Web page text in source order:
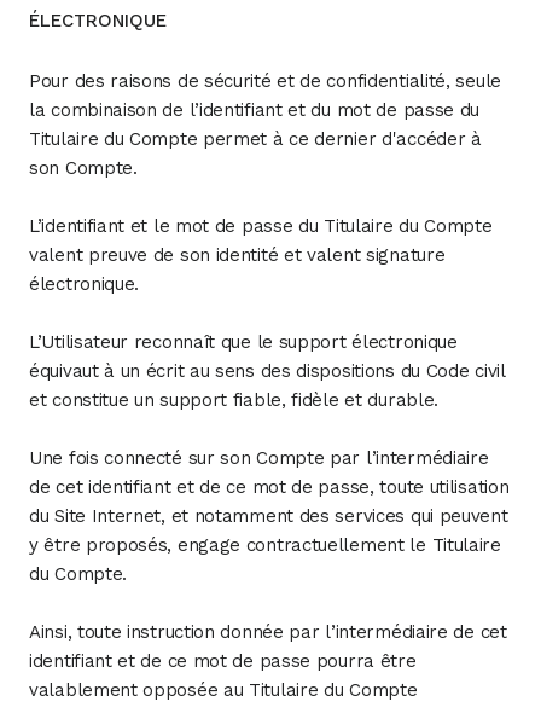
ÉLECTRONIQUE
Pour des raisons de sécurité et de confidentialité, seule
la combinaison de l’identifiant et du mot de passe du
Titulaire du Compte permet à ce dernier d'accéder à
son Compte.
L’identifiant et le mot de passe du Titulaire du Compte
valent preuve de son identité et valent signature
électronique.
L’Utilisateur reconnaît que le support électronique
équivaut à un écrit au sens des dispositions du Code civil
et constitue un support fiable, fidèle et durable.
Une fois connecté sur son Compte par l’intermédiaire
de cet identifiant et de ce mot de passe, toute utilisation
du Site Internet, et notamment des services qui peuvent
y être proposés, engage contractuellement le Titulaire
du Compte.
Ainsi, toute instruction donnée par l’intermédiaire de cet
identifiant et de ce mot de passe pourra être
valablement opposée au Titulaire du Compte